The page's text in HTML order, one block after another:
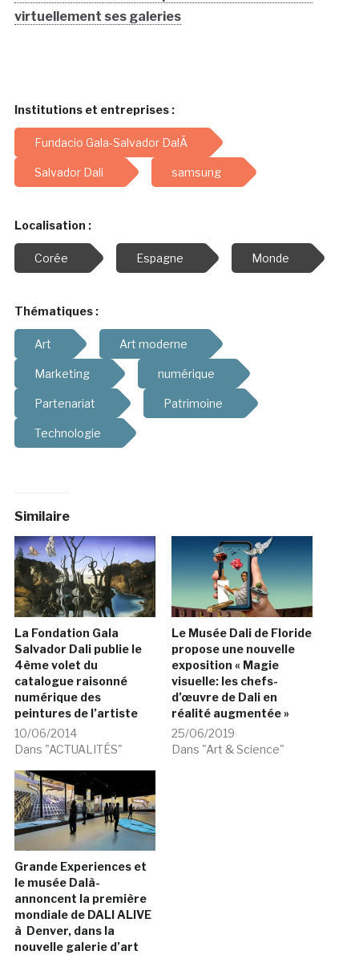
virtuellement ses galeries
Institutions et entreprises :
Fundacio Gala-Salvador DalÃ­
Salvador Dali samsung
Localisation :
Corée Espagne Monde
Thématiques :
Art Art moderne
Marketing numérique
Partenariat Patrimoine
Technologie
Similaire
La Fondation Gala
Salvador Dali publie le
4ème volet du
catalogue raisonné
numérique des
peintures de l’artiste
10/06/2014
Dans "ACTUALITÉS"
Le Musée Dali de Floride
propose une nouvelle
exposition « Magie
visuelle: les chefs-
d’œuvre de Dali en
réalité augmentée »
25/06/2019
Dans "Art & Science"
Grande Experiences et
le musée Dalà­
annoncent la première
mondiale de DALI ALIVE
à Denver, dans la
nouvelle galerie d’art